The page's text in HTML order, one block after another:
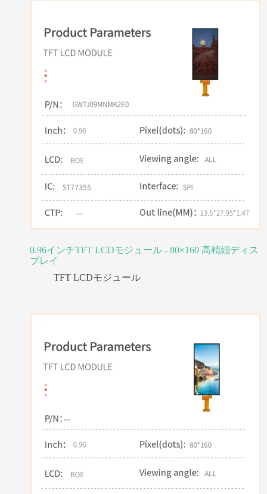
0.96インチTFT LCDモジュール - 80×160 高精細ディス
プレイ
TFT LCDモジュール